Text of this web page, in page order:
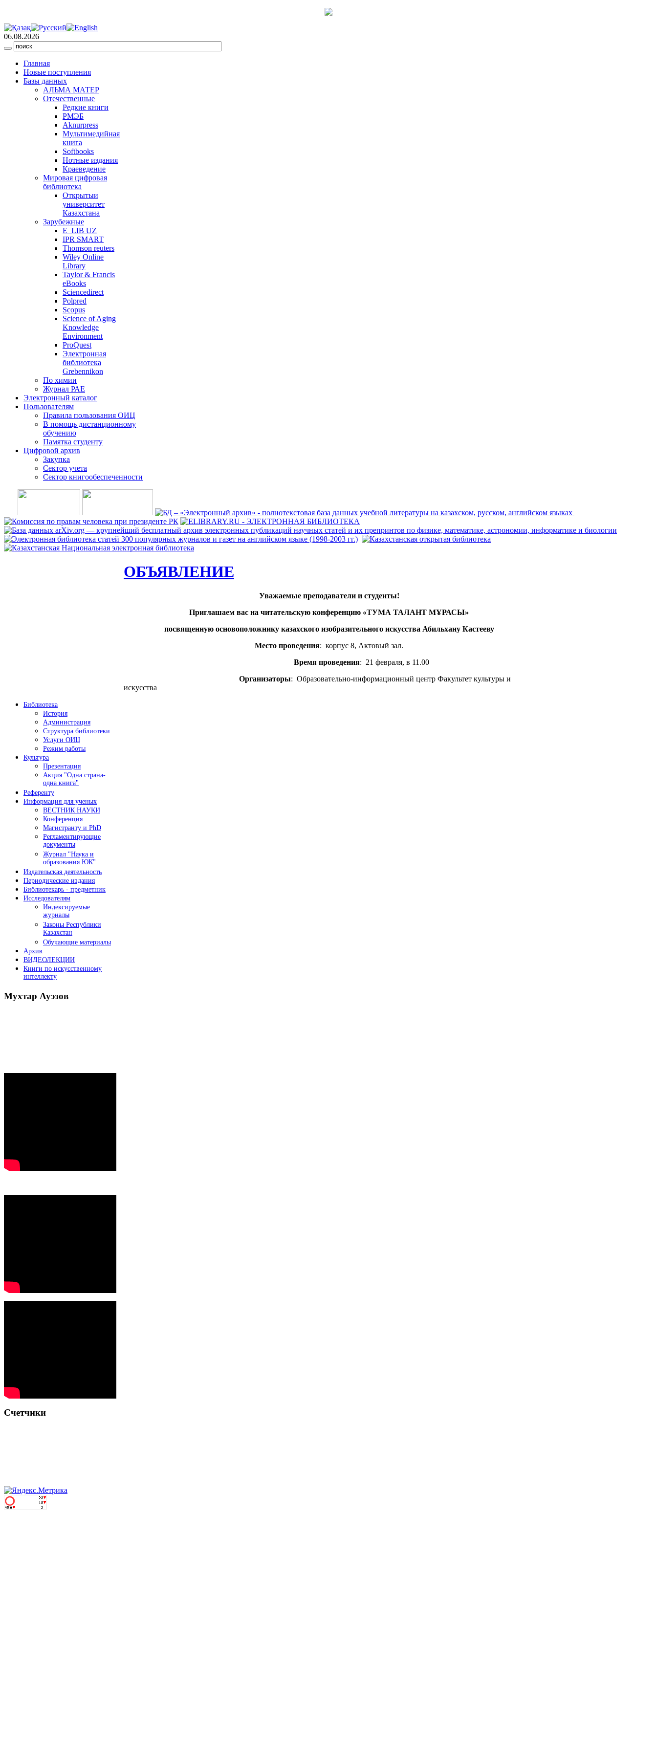
06.08.2026
Главная
Новые поступления
Базы данных
АЛЬМА МАТЕР
Отечественные
Редкие книги
РМЭБ
Аknurpress
Мультимедийная
книга
Softbooks
Нотные издания
Краеведение
Мировая цифровая
библиотека
Открытыи
университет
Казахстана
Зарубежные
E_LIB UZ
IPR SMART
Thomson reuters
Wiley Online
Library
Taylor & Francis
eBooks
Sciencedirect
Polpred
Scopus
Science of Aging
Knowledge
Environment
ProQuest
Электронная
библиотека
Grebennikon
По химии
Журнал РАЕ
Электронный каталог
Пользователям
Правила пользования ОИЦ
В помощь дистанционному
обучению
Памятка студенту
Цифровой архив
Закупка
Сектор учета
Сектор книгообеспеченности
ОБЪЯВЛЕНИЕ
Уважаемые преподаватели и студенты!
Приглашаем вас на читательскую конференцию «ТУМА ТАЛАНТ МҰРАСЫ»
посвященную основоположнику казахского изобразительного искусства Абильхану Кастееву
Место проведения: корпус 8, Актовый зал.
Время проведения: 21 февраля, в 11.00
Организаторы: Образовательно-информационный центр Факультет культуры и
искусства
Библиотека
История
Администрация
Структура библиотеки
Услуги ОИЦ
Режим работы
Культура
Презентация
Акция "Одна страна-
одна книга"
Референту
Информация для ученых
ВЕСТНИК НАУКИ
Конференция
Магистранту и PhD
Регламентирующие
документы
Журнал "Наука и
образования ЮК"
Издательская деятельность
Периодические издания
Библиотекарь - предметник
Исследователям
Индексируемые
журналы
Законы Республики
Казахстан
Обучающие материалы
Архив
ВИДЕОЛЕКЦИИ
Книги по искусственному
интеллекту
Мухтар Ауэзов
Счетчики